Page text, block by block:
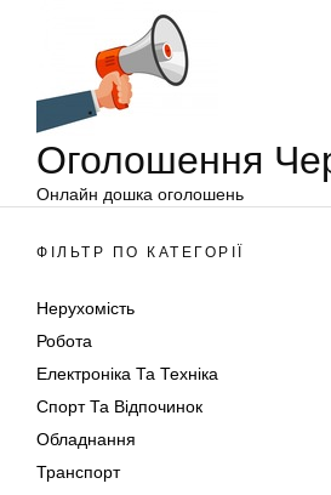
Оголошення
Онлайн дошка оголошень
ФІЛЬТР ПО КАТЕГОРІЇ
Нерухомість
Робота
Електроніка Та Техніка
Спорт Та Відпочинок
Обладнання
Транспорт